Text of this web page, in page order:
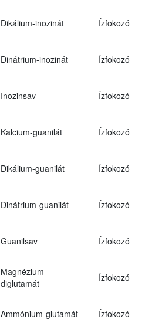
Dikálium-inozinát Ízfokozó
Dinátrium-inozinát Ízfokozó
Inozinsav Ízfokozó
Kalcium-guanilát Ízfokozó
Dikálium-guanilát Ízfokozó
Dinátrium-guanilát Ízfokozó
Guanilsav Ízfokozó
Magnézium-
diglutamát
Ízfokozó
Ammónium-glutamát Ízfokozó